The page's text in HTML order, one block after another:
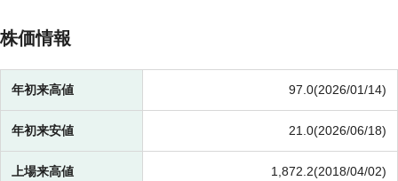
株価情報
年初来高値 97.0(2026/01/14)
年初来安値 21.0(2026/06/18)
上場来高値 1,872.2(2018/04/02)